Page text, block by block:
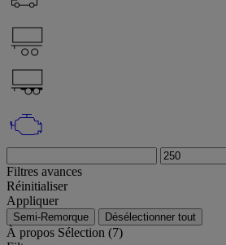
Filtres avances
Réinitialiser
Appliquer
Semi-Remorque Désélectionner tout
À propos Sélection (7)